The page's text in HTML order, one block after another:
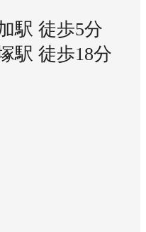
駅 徒歩5分
駅 徒歩18分